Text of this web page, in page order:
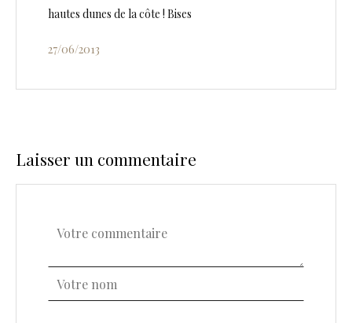
hautes dunes de la côte ! Bises
27/06/2013
Laisser un commentaire